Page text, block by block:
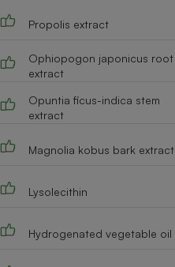
Propolis extract
Ophiopogon japonicus root
extract
Opuntia ficus-indica stem
extract
Magnolia kobus bark extract
Lysolecithin
Hydrogenated vegetable oil